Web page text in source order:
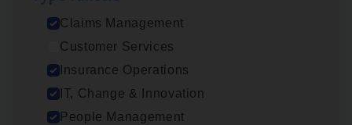
Claims Management
Customer Services
Insurance Operations
IT, Change & Innovation
People Management
Busi­ness Analyst
IT, Change & Innovation
Antwerpen